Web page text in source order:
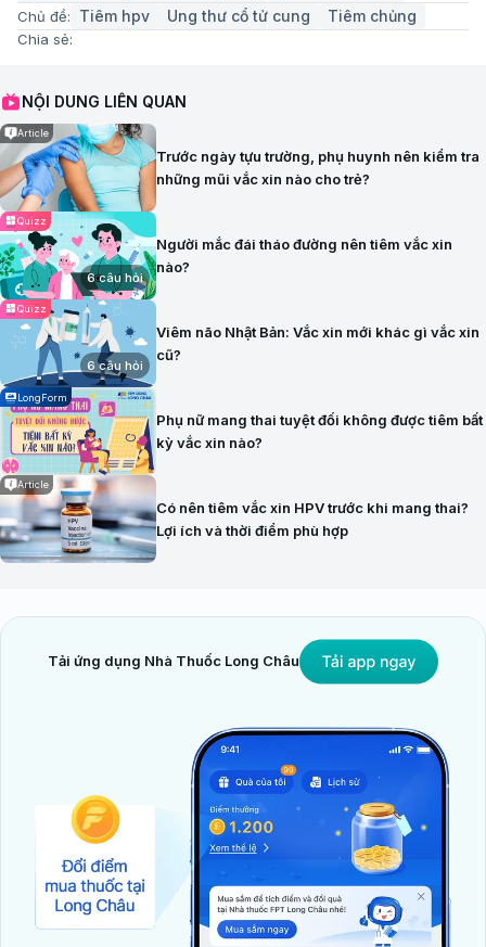
Chủ đề: Tiêm hpv Ung thư cổ tử cung Tiêm chủng
Chia sẻ:
NỘI DUNG LIÊN QUAN
Article
Trước ngày tựu trường, phụ huynh nên kiểm tra
những mũi vắc xin nào cho trẻ?
Quizz
6 câu hỏi
Người mắc đái tháo đường nên tiêm vắc xin
nào?
Quizz
6 câu hỏi
Viêm não Nhật Bản: Vắc xin mới khác gì vắc xin
cũ?
LongForm
Phụ nữ mang thai tuyệt đối không được tiêm bất
kỳ vắc xin nào?
Article
Có nên tiêm vắc xin HPV trước khi mang thai?
Lợi ích và thời điểm phù hợp
Tải ứng dụng Nhà Thuốc Long Châu